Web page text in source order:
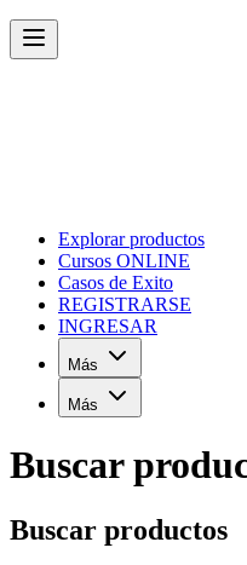
Explorar productos
Cursos ONLINE
Casos de Exito
REGISTRARSE
INGRESAR
Más
Más
Buscar
Buscar productos